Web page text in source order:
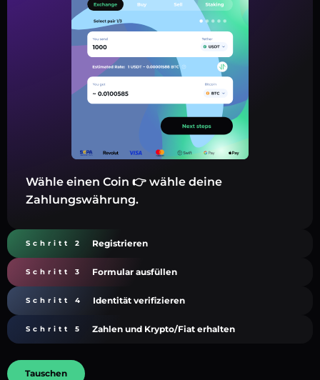
Wähle einen Coin 👉 wähle deine
Zahlungswährung.
Schritt 2 Registrieren
Schritt 3 Formular ausfüllen
Schritt 4 Identität verifizieren
Schritt 5 Zahlen und Krypto/Fiat erhalten
Tauschen